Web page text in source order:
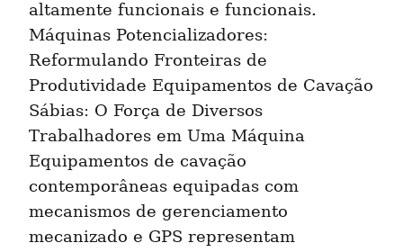
altamente funcionais e funcionais.
Máquinas Potencializadores:
Reformulando Fronteiras de
Produtividade Equipamentos de Cavação
Sábias: O Força de Diversos
Trabalhadores em Uma Máquina
Equipamentos de cavação
contemporâneas equipadas com
mecanismos de gerenciamento
mecanizado e GPS representam